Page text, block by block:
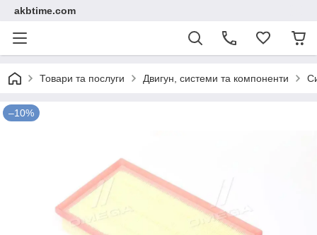
akbtime.com
Товари та послуги Двигун, системи та компоненти
–10%